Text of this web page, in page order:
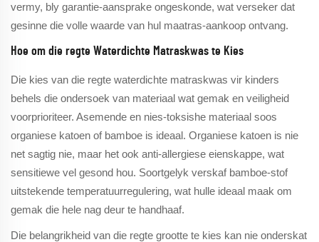
vermy, bly garantie-aansprake ongeskonde, wat verseker dat
gesinne die volle waarde van hul maatras-aankoop ontvang.
Hoe om die regte Waterdichte Matraskwas te Kies
Die kies van die regte waterdichte matraskwas vir kinders
behels die ondersoek van materiaal wat gemak en veiligheid
voorprioriteer. Asemende en nies-toksishe materiaal soos
organiese katoen of bamboe is ideaal. Organiese katoen is nie
net sagtig nie, maar het ook anti-allergiese eienskappe, wat
sensitiewe vel gesond hou. Soortgelyk verskaf bamboe-stof
uitstekende temperatuurregulering, wat hulle ideaal maak om
gemak die hele nag deur te handhaaf.
Die belangrikheid van die regte grootte te kies kan nie onderskat